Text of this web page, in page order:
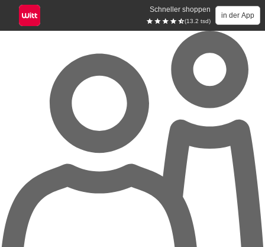
Schneller shoppen
(13.2 tsd)
in der App